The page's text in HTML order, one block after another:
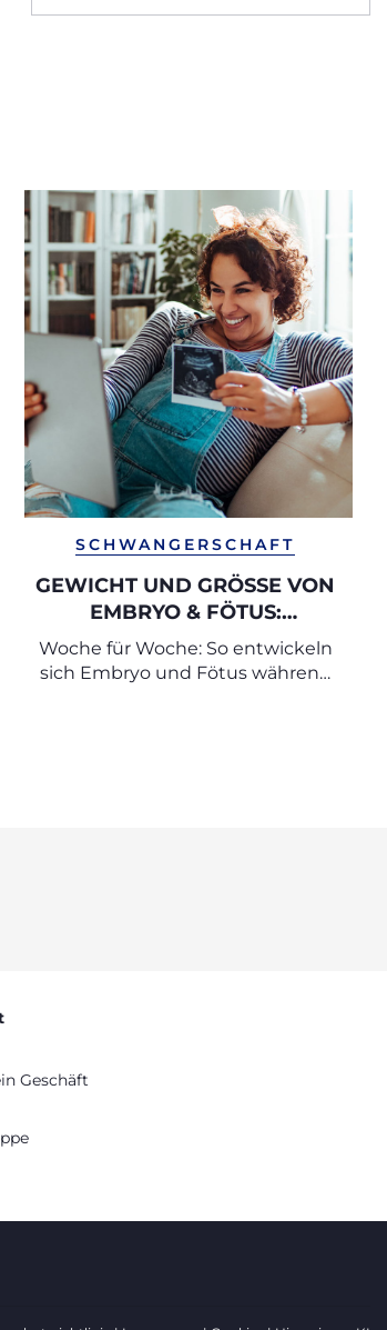
SCHWANGERSCHAFT
GEWICHT UND GRÖSSE VON E
MBRYO & FÖTUS: T
ABELLEN NACH SSW
Woche für Woche: So entwickeln
sich Embryo und Fötus während
Geschäft